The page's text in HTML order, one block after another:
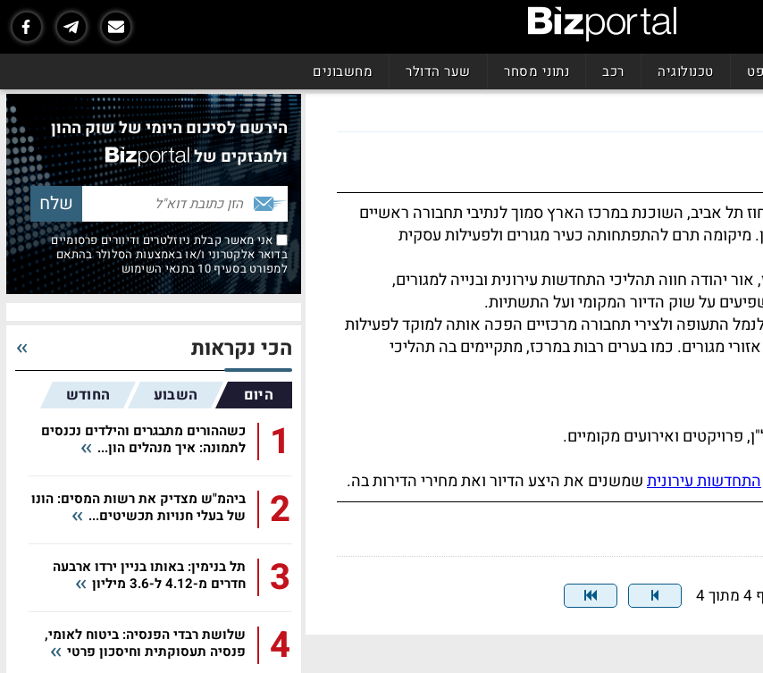
טכנולוגיה רכב נתוני מסחר שער הדולר מחשבונים
תל אביב, השוכנת במרכז הארץ סמוך לנתיבי תחבורה ראשיים
מיקומה תרם להתפתחותה כעיר מגורים ולפעילות עסקית
יהודה חווה תהליכי התחדשות עירונית ובנייה למגורים,
על שוק הדיור המקומי ועל התשתיות.
התעופה ולצירי תחבורה מרכזיים הפכה אותה למוקד לפעילות
מגורים. כמו בערים רבות במרכז, מתקיימים בה תהליכי
פרויקטים ואירועים מקומיים.
התחדשות עירוניתשמשנים את היצע הדיור ואת מחירי הדירות בה.
4
הירשם לסיכום היומי של שוק ההון
ולמבזקים של
אני מאשר קבלת ניוזלטרים ודיוורים פרסומיים
בדואר אלקטרוני ו/או באמצעות הסלולר בהתאם
למפורט בסעיף 10 בתנאי השימוש
הכי נקראות
היום השבוע החודש
1
כשההורים מתבגרים והילדים נכנסים
לתמונה: איך מנהלים הון...
2
ביהמ"ש מצדיק את רשות המסים: הונו
של בעלי חנויות תכשיטים...
3
תל בנימין: באותו בניין ירדו ארבעה
חדרים מ-4.12 ל-3.6 מיליון
4
שלושת רבדי הפנסיה: ביטוח לאומי,
פנסיה תעסוקתית וחיסכון פרטי